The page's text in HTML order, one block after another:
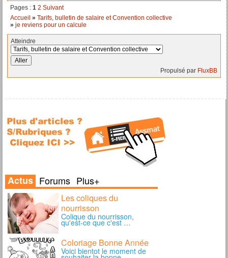
Pages : 1 2 Suivant
Accueil » Tarifs, bulletin de salaire et Convention collective
» je reviens pour un calcule
Atteindre
Propulsé par FluxBB